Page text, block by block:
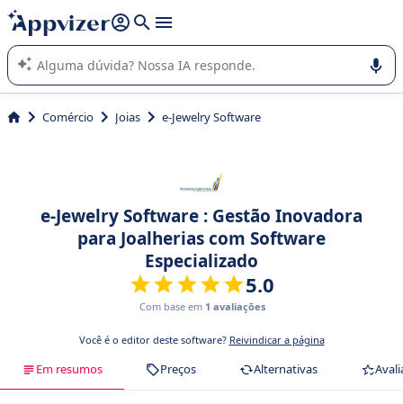
de nossa IA (várias linhas com
A IA do Appvizer o orienta no uso ou na seleção de software
SaaS para sua empresa.
Comércio Joias e-Jewelry Software
e-Jewelry Software : Gestão Inovadora
para Joalherias com Software
Especializado
5.0
Com base em 1 avaliações
Você é o editor deste software? Reivindicar a página
Em resumos Preços Alternativas